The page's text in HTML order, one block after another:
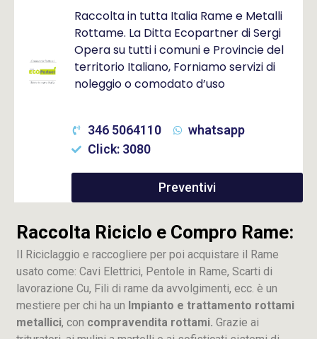
Raccolta in tutta Italia Rame e Metalli
Rottame. La Ditta Ecopartner di Sergi
Opera su tutti i comuni e Provincie del
territorio Italiano, Forniamo servizi di
noleggio o comodato d’uso
346 5064110
whatsapp
Click: 3080
Preventivi
Raccolta Riciclo e Compro Rame:
Il Riciclaggio e raccogliere per poi acquistare il Rame
usato come: Cavi Elettrici, Pentole in Rame, Scarti di
lavorazione Cu, Fili di rame da avvolgimenti, ecc. è un
mestiere per chi ha un Impianto e trattamento rottami
metallici, con compravendita rottami. Grazie ai